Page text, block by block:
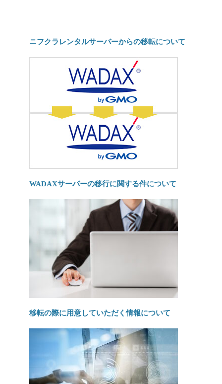
ニフクラレンタルサーバーからの移転について
WADAXサーバーの移行に関する件について
移転の際に用意していただく情報について